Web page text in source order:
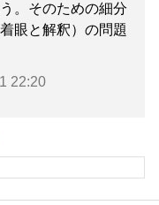
。そのための細分
眼と解釈）の問題
22:20